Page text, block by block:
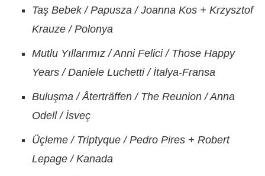
Taş Bebek / Papusza / Joanna Kos + Krzysztof
Krauze / Polonya
Mutlu Yıllarımız / Anni Felici / Those Happy
Years / Daniele Luchetti / İtalya-Fransa
Buluşma / Återträffen / The Reunion / Anna
Odell / İsveç
Üçleme / Triptyque / Pedro Pires + Robert
Lepage / Kanada